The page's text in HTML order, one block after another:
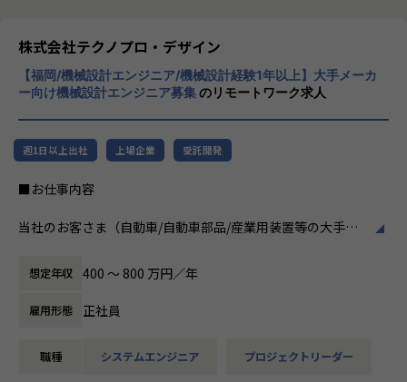
程プロジェクトの増加といった世の中で技術
者集団として価値提供を行うために、エンジ
ニアが生涯活躍できる環境を考え事業運営を
行っています。
株式会社テクノプロ・デザイン
【福岡/機械設計エンジニア/機械設計経験1年以上】大手メーカ
ー向け機械設計エンジニア募集のリモートワーク求人
週1日以上出社 上場企業 受託開発
■お仕事内容
当社のお客さま（自動車/自動車部品/産業用装置等の大手メ
を用いた製品・装置等の機構・筐体設計、及び解析業務など
の開発業務に従事していただきます。
例えば、、、
・【医療機器】樹脂成形部品の設計開発業務
想定年収 400 〜 800 万円／年
雇用形態 正社員
職種 システムエンジニア プロジェクトリーダー